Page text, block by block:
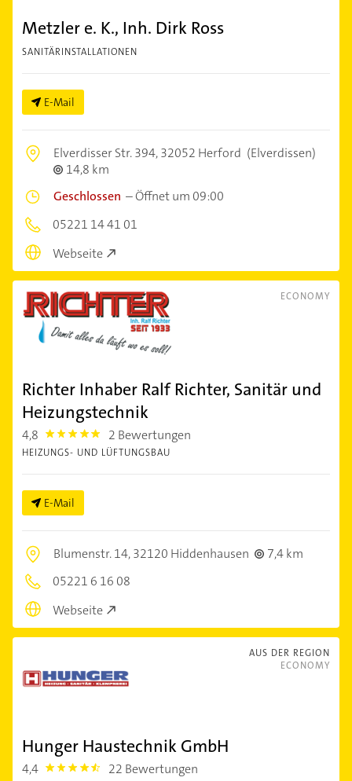
Metzler e. K., Inh. Dirk Ross
SANITÄRINSTALLATIONEN
E-Mail
Elverdisser Str. 394,32052 Herford (Elverdissen)
14,8 km
Geschlossen –Öffnet um 09:00
05221 14 41 01
Webseite
ECONOMY
Richter Inhaber Ralf Richter, Sanitär und
Heizungstechnik
4,8 4.8 2 Bewertungen
HEIZUNGS- UND LÜFTUNGSBAU
E-Mail
Blumenstr. 14,32120 Hiddenhausen
7,4 km
05221 6 16 08
Webseite
AUS DER REGION
ECONOMY
Hunger Haustechnik GmbH
4,4 4.4 22 Bewertungen